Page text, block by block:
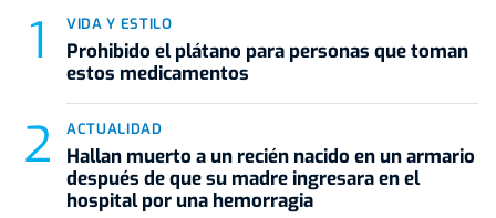
VIDA Y ESTILO
Prohibido el plátano para personas que toman
estos medicamentos
ACTUALIDAD
Hallan muerto a un recién nacido en un armario
después de que su madre ingresara en el
hospital por una hemorragia